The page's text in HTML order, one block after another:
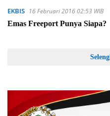
EKBIS 16 Februari 2016 02:53 WIB
Emas Freeport Punya Siapa?